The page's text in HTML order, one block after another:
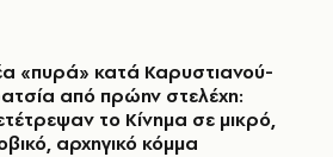
«πυρά» κατά Καρυστιανού-
από πρώην στελέχη:
το Κίνημα σε μικρό,
αρχηγικό κόμμα